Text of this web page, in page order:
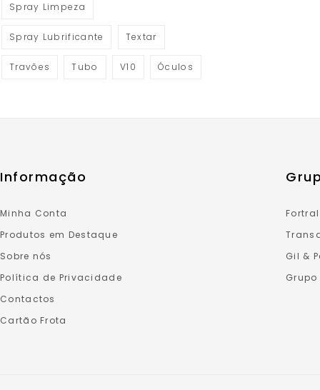
Spray Limpeza
Spray Lubrificante Textar
Travões Tubo V10 Óculos
Informação
Minha Conta
Produtos em Destaque
Sobre nós
Política de Privacidade
Contactos
Cartão Frota
Fortral
Gil &